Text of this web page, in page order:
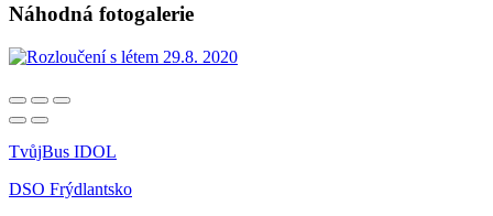
Náhodná fotogalerie
TvůjBus IDOL
DSO Frýdlantsko